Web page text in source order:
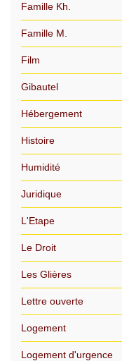
Famille Kh.
Famille M.
Film
Gibautel
Hébergement
Histoire
Humidité
Juridique
L'Etape
Le Droit
Les Glières
Lettre ouverte
Logement
Logement d'urgence